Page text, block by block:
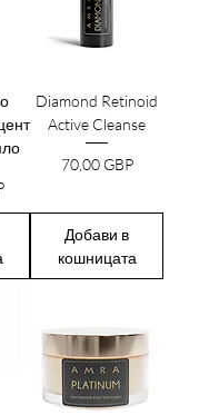
Diamond Retinoid
Active Cleanse
Цена
70,00 GBP
Добави в
кошницата